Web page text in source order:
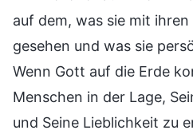
auf dem, was sie mit ihren
gesehen und was sie
Wenn Gott auf die Erde
Menschen in der Lage,
und Seine Lieblichkeit zu